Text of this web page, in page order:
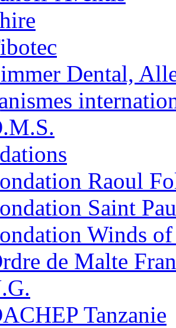
Dental,
Raoul
Saint
Winds
de Malte
Tanzanie